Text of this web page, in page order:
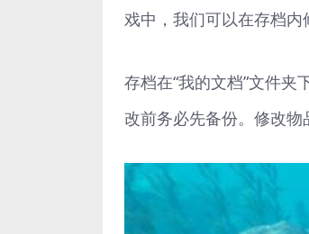
戏中，我们可以在存档内
存档在“我的文档”文件
改前务必先备份。修改物